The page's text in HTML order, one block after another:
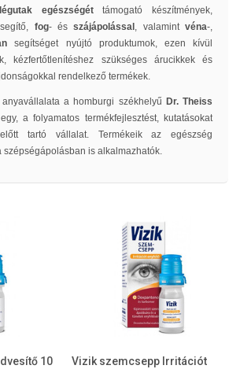
légutak egészségéttámogató készítmények,
fog- ésszájápolással , valamintvéna-,
segítséget nyújtó produktumok, ezen kívül
kézfertőtlenítéshez szükséges árucikkek és
rendelkező termékek.
a homburgi székhelyű Dr. Theiss
egy, a folyamatos termékfejlesztést, kutatásokat
tartó vállalat. Termékeik az egészség
szépségápolásban is alkalmazhatók.
10
Vizik szemcsepp Irritációt